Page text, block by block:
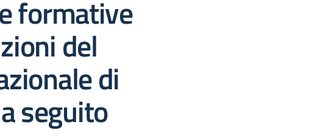
formative
del
di
seguito